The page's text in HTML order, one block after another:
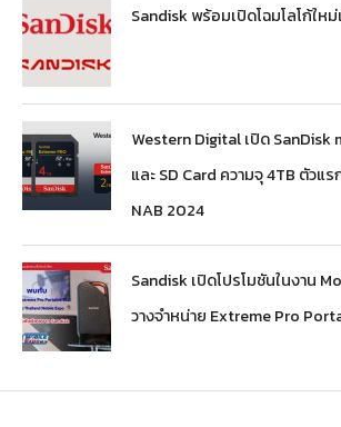
Sandisk พร้อมเปิดโฉมโลโก้ให
Western Digital เปิด SanDisk
และ SD Card ความจุ 4TB ตัวแ
NAB 2024
Sandisk เปิดโปรโมชันในงาน
วางจำหน่าย Extreme Pro